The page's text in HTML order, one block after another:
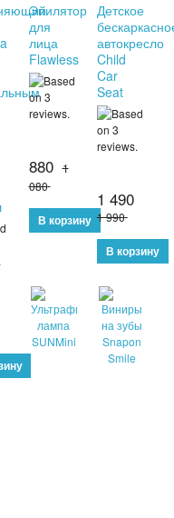
Эпилятор
для
лица
Flawless
880 1
080
Детское
автокресло
Child
Car
Seat
1 490
1 990